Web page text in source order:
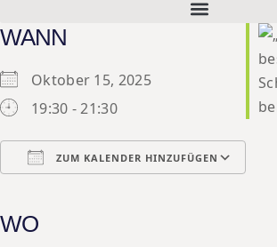
WANN
Oktober 15, 2025
19:30 - 21:30
ZUM KALENDER HINZUFÜGEN
WO